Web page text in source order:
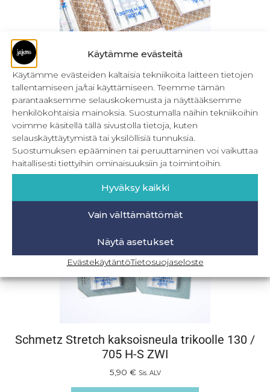
Käytämme evästeitä
Käytämme evästeiden kaltaisia tekniikoita laitteen tietojen
tallentamiseen ja/tai käyttämiseen. Teemme tämän
parantaaksemme selauskokemusta ja näyttääksemme
henkilökohtaisia mainoksia. Suostumalla näihin tekniikoihin
voimme käsitellä tällä sivustolla tietoja, kuten
selauskäyttäytymistä tai yksilöllisiä tunnuksia.
Suostumuksen epääminen tai peruuttaminen voi vaikuttaa
haitallisesti tiettyihin ominaisuuksiin ja toimintoihin.
Hyväksy kaikki
Vain välttämättömät
Näytä asetukset
EvästekäytäntöTietosuojaseloste
Schmetz Jersey-neula 130 / 705 H-SUK
5,90 € Sis. ALV
Valitse vaihtoehdoista
Schmetz Stretch kaksoisneula trikoolle 130 /
705 H-S ZWI
5,90 € Sis. ALV